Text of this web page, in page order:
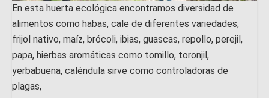
En esta huerta ecológica encontramos diversidad de
alimentos como habas, cale de diferentes variedades,
frijol nativo, maíz, brócoli, ibias, guascas, repollo, perejil,
papa, hierbas aromáticas como tomillo, toronjil,
yerbabuena, caléndula sirve como controladoras de
plagas,